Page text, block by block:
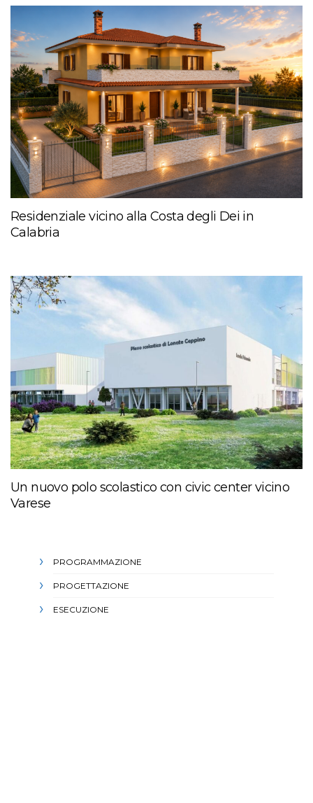
Residenziale vicino alla Costa degli Dei in
Calabria
Un nuovo polo scolastico con civic center vicino
Varese
PROGRAMMAZIONE
PROGETTAZIONE
ESECUZIONE